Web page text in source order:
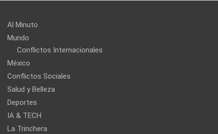
Al Minuto
Mundo
Conflictos Internacionales
México
Conflictos Sociales
Salud y Belleza
Deportes
IA & TECH
La Trinchera